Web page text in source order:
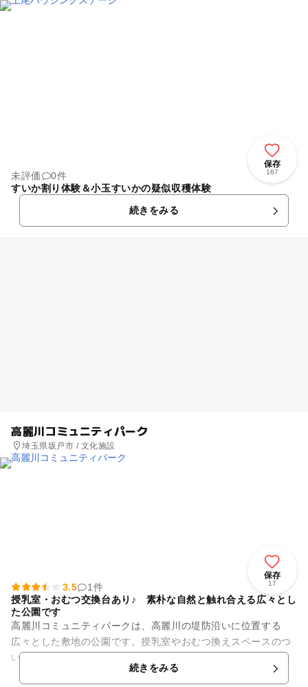
保存
167
未評価
0件
すいか割り体験＆小玉すいかの疑似収穫体験
続きをみる
高麗川コミュニティパーク
埼玉県坂戸市 / 文化施設
保存
17
3.5
1件
授乳室・おむつ交換台あり♪ 素朴な自然と触れ合える広々とし
た公園です
高麗川コミュニティパークは、高麗川の堤防沿いに位置する
広々とした敷地の公園です。授乳室やおむつ換えスペースのつ
いた管理棟は綺麗に手入れが行き届いていて、赤ちゃんの駅と
しても機能するようになってい...
続きをみる